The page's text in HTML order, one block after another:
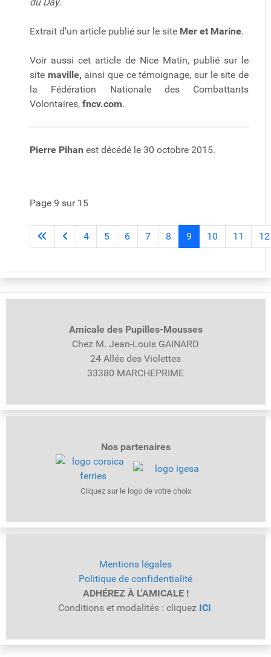
Extrait d'un article publié sur le site Mer et Marine.
Voir aussi cet article de Nice Matin, publié sur le
site maville, ainsi que ce témoignage, sur le site de
la Fédération Nationale des Combattants
Volontaires, fncv.com.
Pierre Pihan est décédé le 30 octobre 2015.
Page 9 sur 15
4 5 6 7 8 9 10 11 12
Amicale des Pupilles-Mousses
Chez M. Jean-Louis GAINARD
24 Allée des Violettes
33380 MARCHEPRIME
Nos partenaires
Cliquez sur le logo de votre choix
Mentions légales
Politique de confidentialité
ADHÉREZ À L'AMICALE !
Conditions et modalités : cliquez ICI